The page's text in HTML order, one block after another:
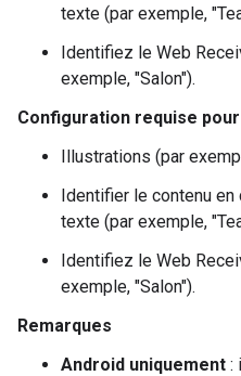
texte (par exemple,
Identifiez le Web
exemple, "Salon").
Configuration requise
Illustrations (par
Identifier le contenu
texte (par exemple,
Identifiez le Web
exemple, "Salon").
Remarques
Android uniquement :